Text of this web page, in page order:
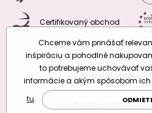
Certifikovaný obchod
Prepnúť verziu:
© 2010 – 2026
Chceme vám prinášať
inšpiráciu a pohodlné
to potrebujeme uchovávať
informácie a akým spôsobom
tu.